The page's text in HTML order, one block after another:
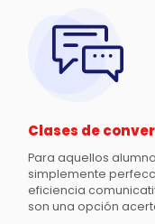
Clases de
Para aquellos
simplemente
eficiencia
son una opción